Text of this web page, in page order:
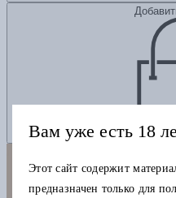
Вам уже есть 18
Этот сайт содержит
предназначен только для